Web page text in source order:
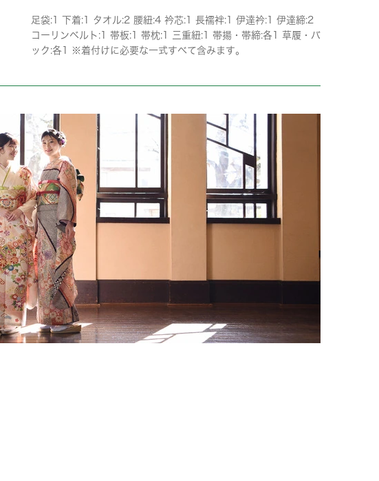
足袋:1 下着:1 タオル:2 腰紐:4 衿芯:1 長襦袢:1 伊達衿:1 伊達締:2
コーリンベルト:1 帯板:1 帯枕:1 三重紐:1 帯揚・帯締:各1 草履・バ
ック:各1 ※着付けに必要な一式すべて含みます。